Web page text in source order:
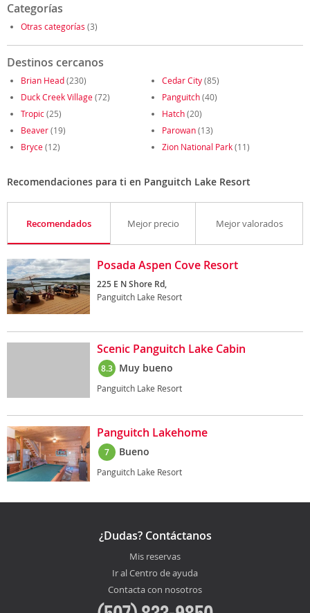
Categorías
Otras categorías (3)
Destinos cercanos
Brian Head(230) Cedar City(85)
Duck Creek Village(72) Panguitch(40)
Tropic(25) Hatch(20)
Beaver(19) Parowan(13)
Bryce(12) Zion National Park(11)
Recomendaciones para ti en Panguitch Lake Resort
Recomendados Mejor precio Mejor valorados
Posada Aspen Cove Resort
225 E N Shore Rd,
Panguitch Lake Resort
Scenic Panguitch Lake Cabin
8.3 Muy bueno
Panguitch Lake Resort
Panguitch Lakehome
7 Bueno
Panguitch Lake Resort
¿Dudas? Contáctanos
Mis reservas
Ir al Centro de ayuda
Contacta con nosotros